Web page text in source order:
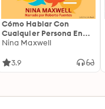
Cómo Hablar Con
Cualquier Persona En
Cualquier Lugar Y En
Nina Maxwell
3.9